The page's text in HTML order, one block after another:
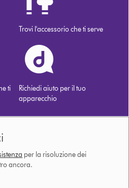
Trovi l'accessorio che ti serve
ti
Richiedi aiuto per il tuo
apparecchio
per la risoluzione dei
ancora.